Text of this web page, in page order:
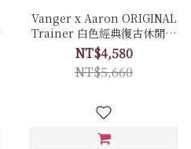
Vanger x Aaron ORIGINAL
Trainer 白色經典復古休閒鞋
聯名限量套組 - Ca007皚白色
(膠底)
NT$4,580
NT$5,660